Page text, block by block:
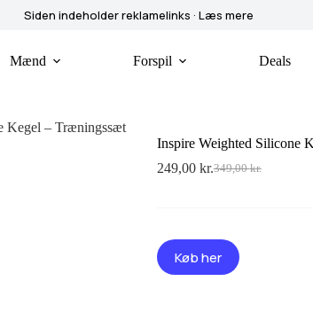
Siden indeholder reklamelinks · Læs mere
Mænd Forspil Deals
Kegel – Træningssæt
Inspire Weighted Silicone
349,00kr.
Den
349,00 kr..
249,00 kr.Den
249,00 kr..
Køb her